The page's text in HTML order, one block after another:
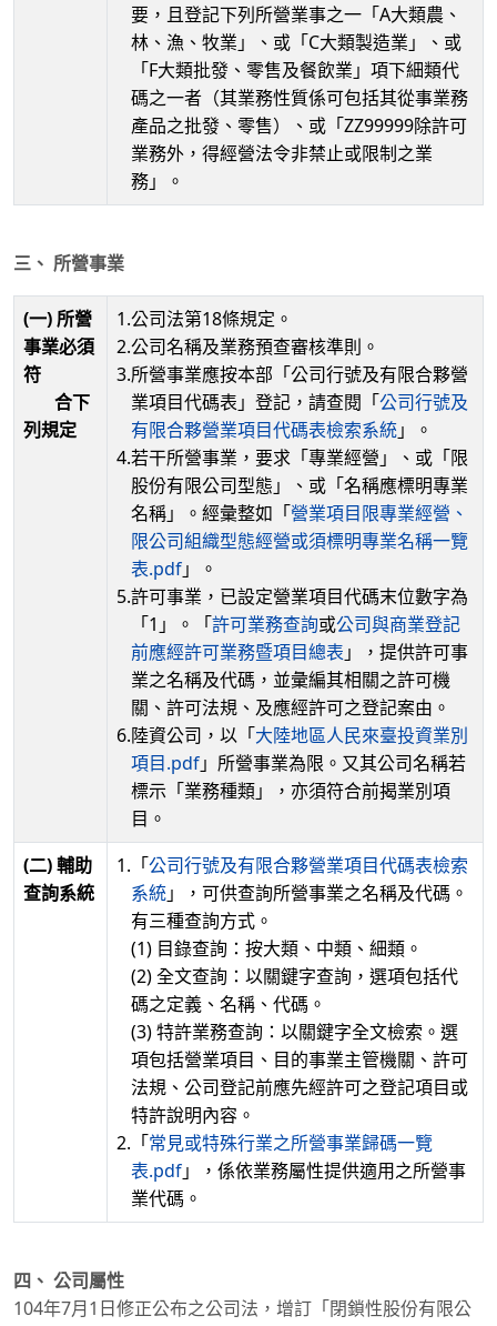
要，且登記下列所營業事之一「A大類農、
林、漁、牧業」、或「C大類製造業」、或
「F大類批發、零售及餐飲業」項下細類代
碼之一者（其業務性質係可包括其從事業務
產品之批發、零售）、或「ZZ99999除許可
業務外，得經營法令非禁止或限制之業
務」。
三、 所營事業
(一) 所營
事業必須
符
合下
列規定
1.公司法第18條規定。
2.公司名稱及業務預查審核準則。
3.所營事業應按本部「公司行號及有限合夥營
業項目代碼表」登記，請查閱「公司行號及
有限合夥營業項目代碼表檢索系統」。
4.若干所營事業，要求「專業經營」、或「限
股份有限公司型態」、或「名稱應標明專業
名稱」。經彙整如「營業項目限專業經營、
限公司組織型態經營或須標明專業名稱一覽
表.pdf」。
5.許可事業，已設定營業項目代碼末位數字為
「1」。「許可業務查詢或公司與商業登記
前應經許可業務暨項目總表 」，提供許可事
業之名稱及代碼，並彙編其相關之許可機
關、許可法規、及應經許可之登記案由。
6.陸資公司，以「大陸地區人民來臺投資業別
項目.pdf」所營事業為限。又其公司名稱若
標示「業務種類」，亦須符合前揭業別項
目。
(二) 輔助
查詢系統
1. 「公司行號及有限合夥營業項目代碼表檢索
系統」，可供查詢所營事業之名稱及代碼。
有三種查詢方式。
(1) 目錄查詢：按大類、中類、細類。
(2) 全文查詢：以關鍵字查詢，選項包括代
碼之定義、名稱、代碼。
(3) 特許業務查詢：以關鍵字全文檢索。選
項包括營業項目、目的事業主管機關、許可
法規、公司登記前應先經許可之登記項目或
特許說明內容。
2. 「常見或特殊行業之所營事業歸碼一覽
表.pdf」，係依業務屬性提供適用之所營事
業代碼。
四、 公司屬性
104年7月1日修正公布之公司法，增訂「閉鎖性股份有限公